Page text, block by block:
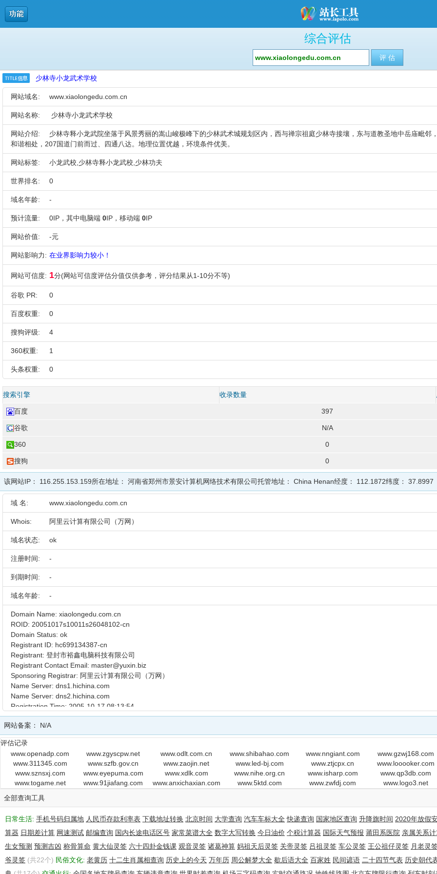
综合评估
少林寺小龙武术学校
网站域名: www.xiaolongedu.com.cn
网站名称: 少林寺小龙武术学校
网站介绍:
少林寺释小龙武院坐落于风景秀丽的嵩山峻极峰下的少林武术城规划区内，西与禅宗祖庭少林寺接壤，东与道教圣地中岳庙毗邻
和谐相处，207国道门前而过、四通八达。地理位置优越，环境条件优美。
网站标签: 小龙武校,少林寺释小龙武校,少林功夫
世界排名: 0
域名年龄: -
预计流量: 0IP，其中电脑端 0IP，移动端 0IP
网站价值: -元
网站影响力: 在业界影响力较小！
网站可信度: 1分(网站可信度评估分值仅供参考，评分结果从1-10分不等)
谷歌 PR: 0
百度权重: 0
搜狗评级: 4
360权重: 1
头条权重: 0
搜索引擎 收录数量
百度 397
谷歌 N/A
360 0
搜狗 0
该网站IP： 116.255.153.159所在地址： 河南省郑州市景安计算机网络技术有限公司托管地址： China Henan经度： 112.1872纬度： 37.8997
域 名: www.xiaolongedu.com.cn
Whois: 阿里云计算有限公司（万网）
域名状态: ok
注册时间: -
到期时间: -
域名年龄: -
Domain Name: xiaolongedu.com.cn
ROID: 20051017s10011s26048102-cn
Domain Status: ok
Registrant ID: hc699134387-cn
Registrant: 登封市裕鑫电脑科技有限公司
Registrant Contact Email: master@yuxin.biz
Sponsoring Registrar: 阿里云计算有限公司（万网）
Name Server: dns1.hichina.com
Name Server: dns2.hichina.com
Registration Time: 2005-10-17 08:13:54
Expiration Time: 2016-10-17 08:13:54
DNSSEC: unsigned
网站备案： N/A
评估记录
www.openadp.com
www.zgyscpw.net www.odlt.com.cn www.shibahao.com www.nngiant.com www.gzwj168.com
www.311345.com
www.szfb.gov.cn www.zaojin.net www.led-bj.com www.ztjcpx.cn www.looooker.com
www.sznsxj.com
www.eyepuma.com www.xdlk.com www.nihe.org.cn www.isharp.com www.qp3db.com
www.togame.net
www.91jiafang.com www.anxichaxian.com www.5ktd.com www.zwfdj.com www.logo3.net
全部查询工具
日常生活: 手机号码归属地 人民币存款利率表 下载地址转换 北京时间 大学查询 汽车车标大全 快递查询 国家地区查询 升降旗时间 2020年放假
算器 日期差计算 网速测试 邮编查询 国内长途电话区号 家常菜谱大全 数字大写转换 今日油价 个税计算器 国际天气预报 莆田系医院 亲属关系
生女预测 预测吉凶 称骨算命 黄大仙灵签 六十四卦金钱课 观音灵签 诸葛神算 妈祖天后灵签 关帝灵签 吕祖灵签 车公灵签 王公祖仔灵签 月老灵
爷灵签 (共22个) 民俗文化: 老黄历 十二生肖属相查询 历史上的今天 万年历 周公解梦大全 歇后语大全 百家姓 民间谚语 二十四节气表 历史朝代